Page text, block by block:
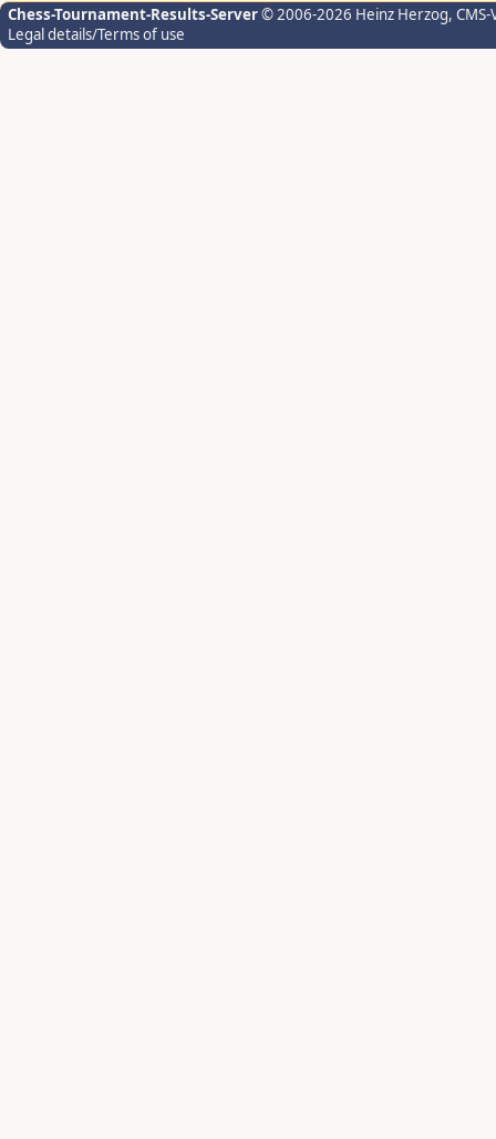
Chess-Tournament-Results-Server© 2006-2026 Heinz Herzog,
Legal details/Terms of use